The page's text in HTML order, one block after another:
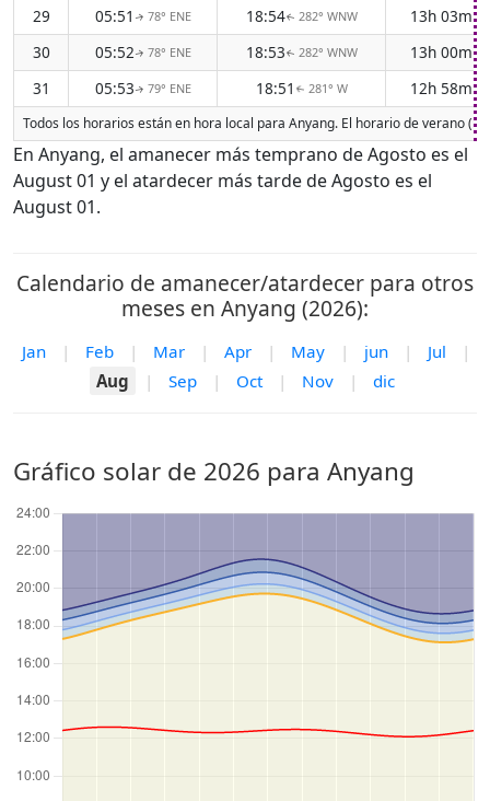
29 05:51 ↑ 78° ENE 18:54↑ 282° WNW
13h 03m
30
05:52↑ 78° ENE 18:53↑ 282° WNW
13h 00m
31
05:53↑ 79° ENE 18:51 ↑ 281° W 12h 58m
Todos los horarios están en hora local para Anyang. El horario de verano
En Anyang, el amanecer más temprano de Agosto es el
August 01 y el atardecer más tarde de Agosto es el
August 01.
Calendario de amanecer/atardecer para otros
meses en Anyang (2026):
Jan | Feb | Mar | Apr | May | jun | Jul
|
Aug
| Sep | Oct | Nov | dic
Gráfico solar de 2026 para Anyang